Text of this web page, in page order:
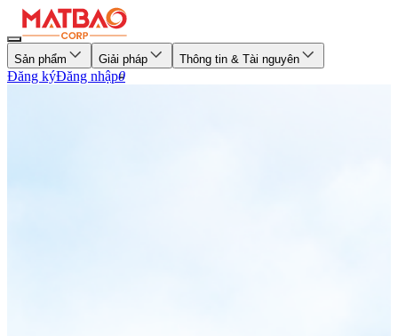
Sản phẩm Giải pháp Thông tin & Tài nguyên
Đăng kýĐăng nhập0